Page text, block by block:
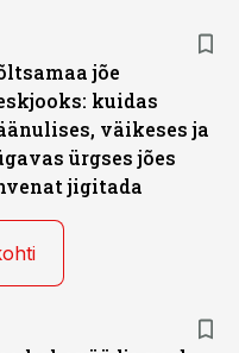
jõe
kuidas
väikeses ja
ürgses jões
jigitada